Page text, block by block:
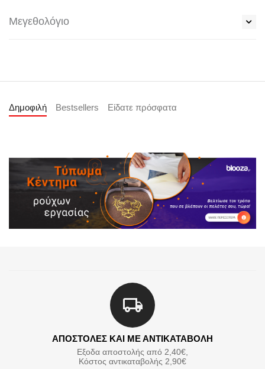
Μεγεθολόγιο
Δημοφιλή Bestsellers Είδατε πρόσφατα
ΑΠΟΣΤΟΛΕΣ ΚΑΙ ΜΕ ΑΝΤΙΚΑΤΑΒΟΛΗ
Εξοδα αποστολής από 2,40€,
Κόστος αντικαταβολής 2,90€